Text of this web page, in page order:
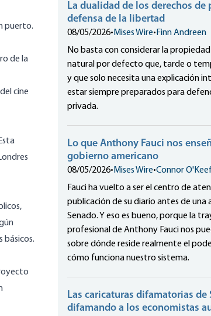
puerto.
de la
cine
básicos.
La dualidad de los derechos de
defensa de la libertad
08/05/2026• Mises Wire• Finn Andreen
No basta con considerar la
natural por defecto que, tarde o
y que solo necesita una explicación
estar siempre preparados para
privada.
Lo que Anthony Fauci nos
gobierno americano
08/05/2026• Mises Wire•Connor
Fauci ha vuelto a ser el centro de
publicación de su diario antes de una
Senado. Y eso es bueno, porque la
profesional de Anthony Fauci nos
sobre dónde reside realmente el
cómo funciona nuestro sistema.
Las caricaturas difamatorias de
difamando a los economistas